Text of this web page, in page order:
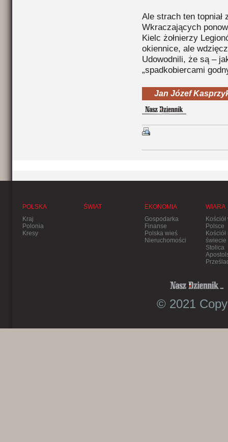
Ale strach ten topniał
Wkraczających
Kielc żołnierzy
okiennice, ale
Udowodnili, że są –
„spadkobiercami
Jan Józef
POLSKA
Kraj
Polonia
Kresy
ŚWIAT
EKONOMIA
Gospodarka
Finanse
Polska wieś
Nieruchomości
WIARA
Kościół
Polsce
Kościół
świecie
Stolica
© 2021